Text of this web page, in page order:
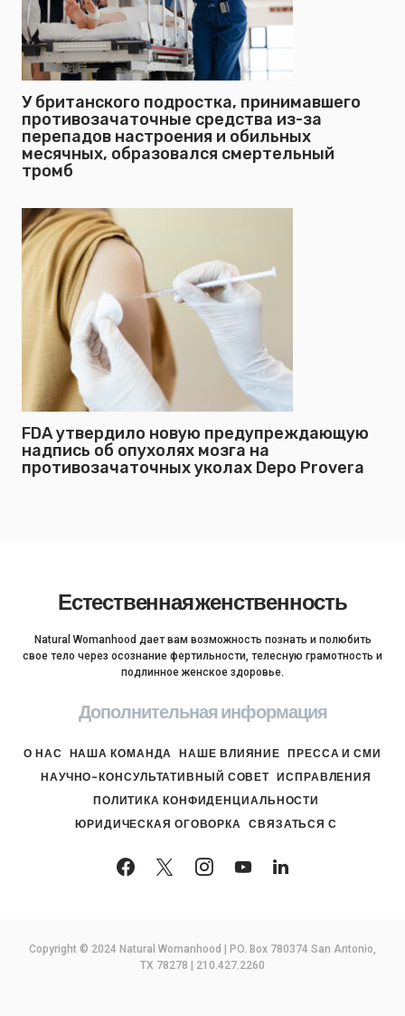
У британского подростка, принимавшего
противозачаточные средства из-за
перепадов настроения и обильных
месячных, образовался смертельный
тромб
FDA утвердило новую предупреждающую
надпись об опухолях мозга на
противозачаточных уколах Depo Provera
Естественная женственность
Natural Womanhood дает вам возможность познать и полюбить
свое тело через осознание фертильности, телесную грамотность и
подлинное женское здоровье.
Дополнительная информация
О НАС НАША КОМАНДА НАШЕ ВЛИЯНИЕ
ПРЕССА И СМИ
НАУЧНО-КОНСУЛЬТАТИВНЫЙ СОВЕТ ИСПРАВЛЕНИЯ
ПОЛИТИКА КОНФИДЕНЦИАЛЬНОСТИ
ЮРИДИЧЕСКАЯ ОГОВОРКА
СВЯЗАТЬСЯ С
Copyright © 2024 Natural Womanhood | PO. Box 780374 San Antonio,
TX 78278 | 210.427.2260